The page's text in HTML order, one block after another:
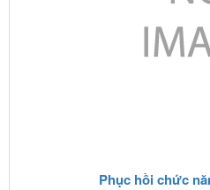
Phục hồi chức